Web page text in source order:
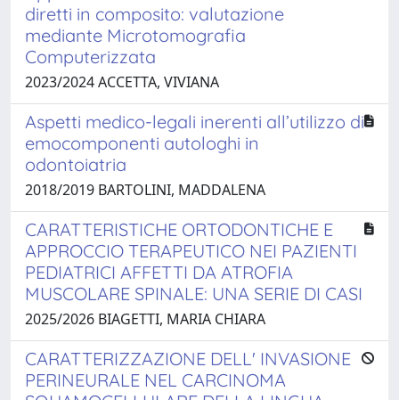
diretti in composito: valutazione
mediante Microtomografia
Computerizzata
2023/2024 ACCETTA, VIVIANA
Aspetti medico-legali inerenti all’utilizzo di
emocomponenti autologhi in
odontoiatria
2018/2019 BARTOLINI, MADDALENA
CARATTERISTICHE ORTODONTICHE E
APPROCCIO TERAPEUTICO NEI PAZIENTI
PEDIATRICI AFFETTI DA ATROFIA
MUSCOLARE SPINALE: UNA SERIE DI CASI
2025/2026 BIAGETTI, MARIA CHIARA
CARATTERIZZAZIONE DELL' INVASIONE
PERINEURALE NEL CARCINOMA